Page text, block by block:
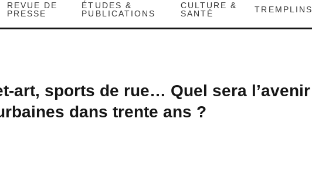
REVUE DE
PRESSE
ÉTUDES &
PUBLICATIONS
CULTURE &
SANTÉ
TREMPLINS
art, sports de rue… Quel sera l’avenir
dans trente ans ?